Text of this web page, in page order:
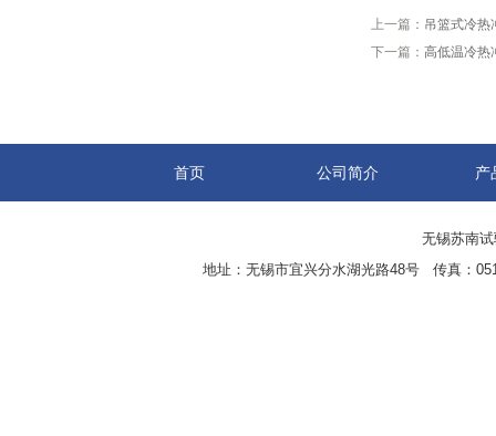
上一篇： 吊篮式冷热
下一篇： 高低温冷热
首页 公司简介 产
无锡苏南
地址：无锡市宜兴分水湖光路48号 传真：